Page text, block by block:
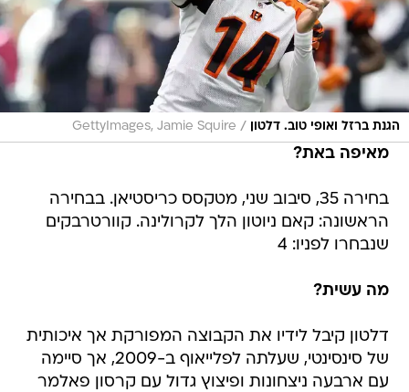
הגנת ברזל ואופי טוב. דלטון /
GettyImages, Jamie Squire
מאיפה באת?
בחירה 35, סיבוב שני, מטקסס כריסטיאן. בבחירה
הראשונה: קאם ניוטון הלך לקרולינה. קוורטרבקים
שנבחרו לפניו: 4
מה עשית?
דלטון קיבל לידיו את הקבוצה המפורקת אך איכותית
של סינסינטי, שעלתה לפלייאוף ב-2009, אך סיימה
עם ארבעה ניצחונות ופיצוץ גדול עם קרסון פאלמר